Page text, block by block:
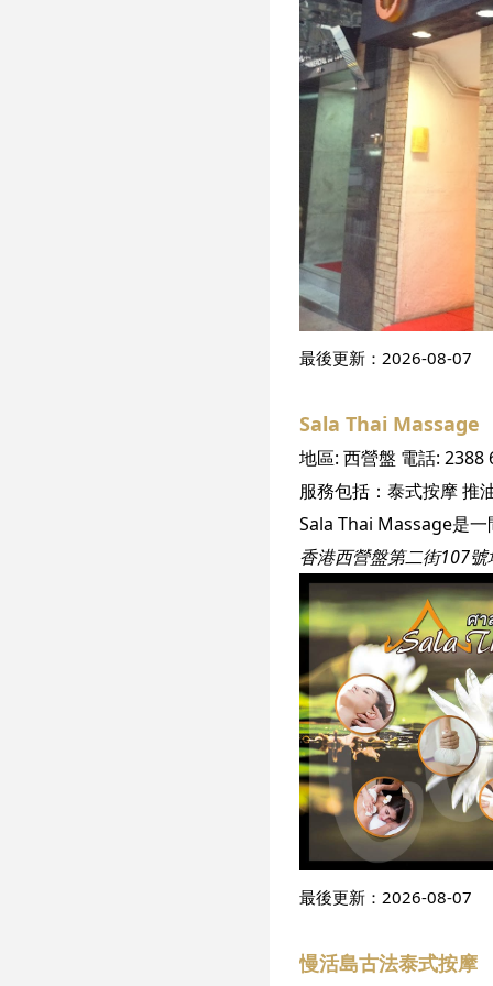
最後更新： 2026-08-07
Sala Thai Massage
地區: 西營盤 電話: 2388
服務包括： 泰式按摩推
香港西營盤第二街107號
最後更新： 2026-08-07
慢活島古法泰式按摩